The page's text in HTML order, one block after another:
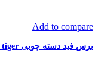
Add to compare
برس فید دسته چوبی war tiger